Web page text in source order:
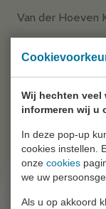
Wij hechten veel
informeren wij u
In deze pop-up
cookies instellen.
onze cookies
we uw
Als u op akkoord
Van der Hoeven
Ga snel